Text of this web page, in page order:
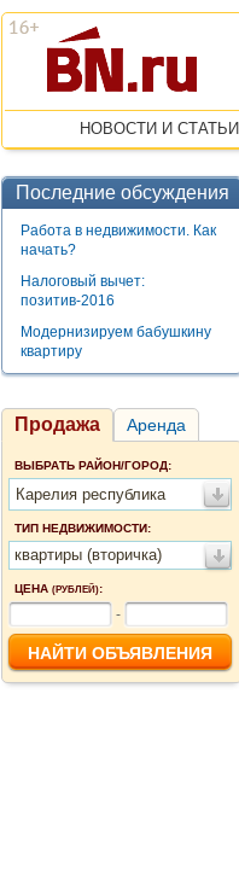
НОВОСТИ И СТАТЬИ
Последние обсуждения
Работа в недвижимости. Как
начать?
Налоговый вычет:
позитив-2016
Модернизируем бабушкину
квартиру
Продажа Аренда
ВЫБРАТЬ РАЙОН/ГОРОД:
Карелия республика
ТИП НЕДВИЖИМОСТИ:
квартиры (вторичка)
ЦЕНА (РУБЛЕЙ):
-